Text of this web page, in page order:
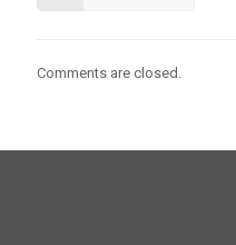
Comments are closed.